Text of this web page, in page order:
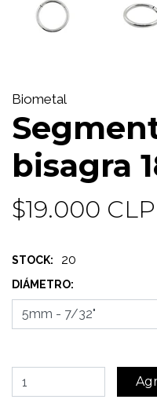
Biometal
bisagra
$19.000 CLP
STOCK: 20
DIÁMETRO: